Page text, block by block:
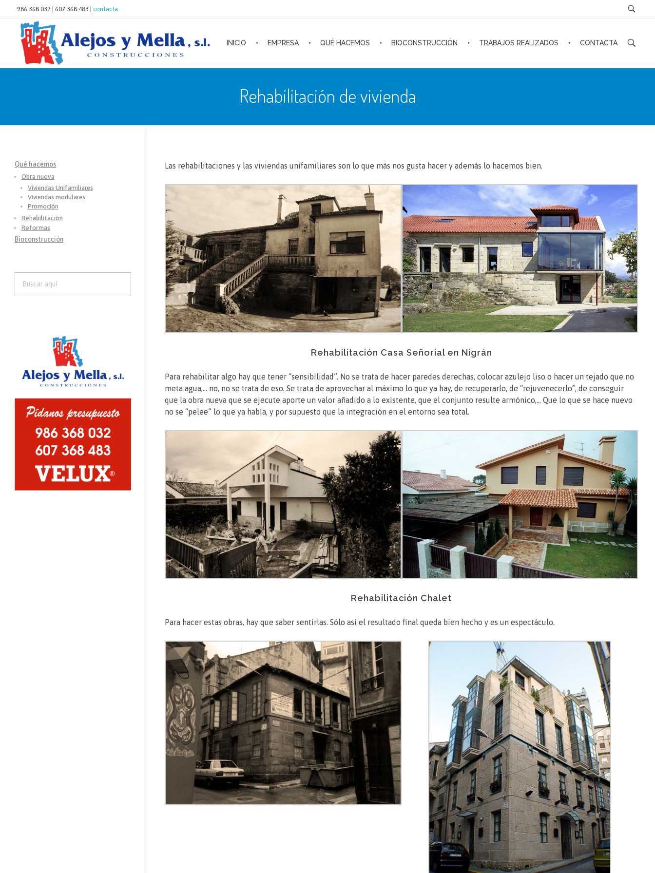
986 368 032 | 607 368 483 | contacta
INICIO EMPRESA QUÉ HACEMOS BIOCONSTRUCCIÓN TRABAJOS REALIZADOS CONTACTA
Rehabilitación de vivienda
Las rehabilitaciones y las viviendas unifamiliares son lo que más nos gusta hacer y además lo hacemos bien.
Rehabilitación Casa Señorial en Nigrán
Para rehabilitar algo hay que tener “sensibilidad”. No se trata de hacer paredes derechas, colocar azulejo liso o hacer un tejado que no
meta agua,… no, no se trata de eso. Se trata de aprovechar al máximo lo que ya hay, de recuperarlo, de “rejuvenecerlo”, de conseguir
que la obra nueva que se ejecute aporte un valor añadido a lo existente, que el conjunto resulte armónico,… Que lo que se hace nuevo
no se “pelee” lo que ya había, y por supuesto que la integración en el entorno sea total.
Rehabilitación Chalet
Para hacer estas obras, hay que saber sentirlas. Sólo así el resultado final queda bien hecho y es un espectáculo.
Qué hacemos
Obra nueva
Viviendas Unifamiliares
Viviendas modulares
Promoción
Rehabilitación
Reformas
Bioconstrucción